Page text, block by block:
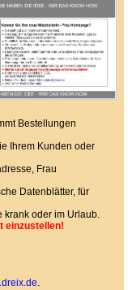
Bestellungen
Ihrem Kunden oder
Frau
Datenblätter, für
krank oder im Urlaub.
einzustellen!
.